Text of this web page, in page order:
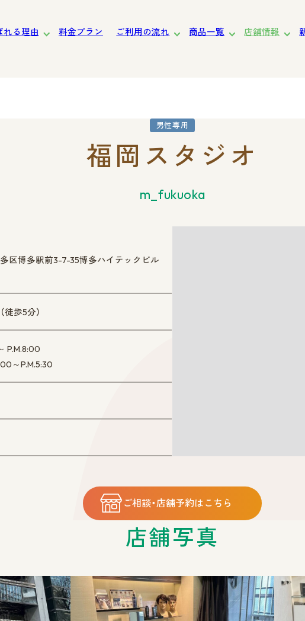
れる理由 料金プラン ご利用の流れ 商品一覧 店舗情報
男性専用
福岡スタジオ
m_fukuoka
区博多駅前3-7-35博多ハイテックビル
歩5分）
P.M.8:00
～P.M.5:30
ご相談・店舗予約はこちら
店舗写真